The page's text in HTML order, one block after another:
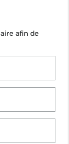
afin de